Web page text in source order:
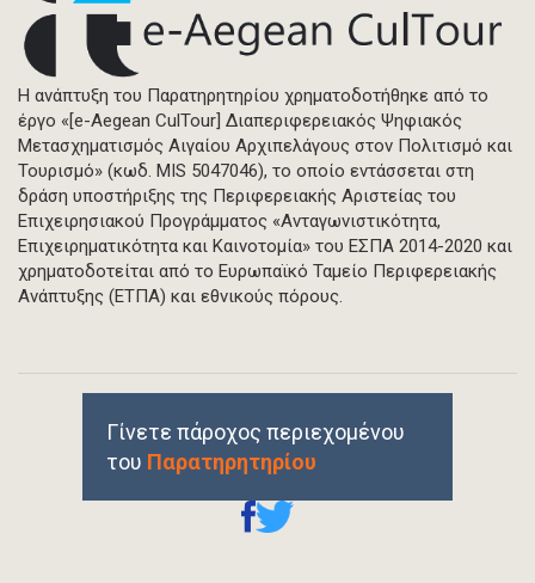
Η ανάπτυξη του Παρατηρητηρίου χρηματοδοτήθηκε από το
έργο «[e-Aegean CulTour] Διαπεριφερειακός Ψηφιακός
Μετασχηματισμός Αιγαίου Αρχιπελάγους στον Πολιτισμό και
Τουρισμό» (κωδ. MIS 5047046), το οποίο εντάσσεται στη
δράση υποστήριξης της Περιφερειακής Αριστείας του
Επιχειρησιακού Προγράμματος «Ανταγωνιστικότητα,
Επιχειρηματικότητα και Καινοτομία» του ΕΣΠΑ 2014-2020 και
χρηματοδοτείται από το Ευρωπαϊκό Ταμείο Περιφερειακής
Ανάπτυξης (ΕΤΠΑ) και εθνικούς πόρους.
Γίνετε πάροχος περιεχομένου
του Παρατηρητηρίου